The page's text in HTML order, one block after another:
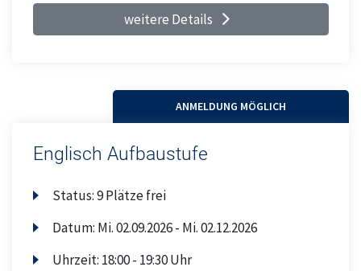
weitere Details
ANMELDUNG MÖGLICH
Englisch Aufbaustufe
Status:9 Plätze frei
Datum: Mi.02.09.2026 - Mi.02.12.2026
Uhrzeit: 18:00 - 19:30 Uhr